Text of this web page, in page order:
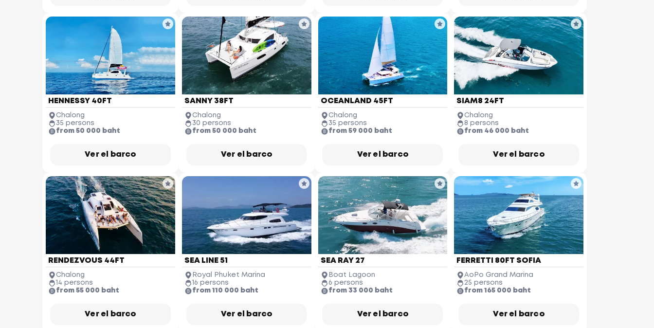
Ver el barco
HENNESSY 40FT
Chalong
35 persons
from 50 000 baht
Ver el barco
SANNY 38FT
Chalong
30 persons
from 50 000 baht
Ver el barco
OCEANLAND 45FT
Chalong
35 persons
from 59 000 baht
Ver el barco
SIAM8 24FT
Chalong
8 persons
from 46 000 baht
Ver el barco
RENDEZVOUS 44FT
Chalong
14 persons
from 55 000 baht
Ver el barco
SEA LINE 51
Royal Phuket Marina
16 persons
from 110 000 baht
Ver el barco
SEA RAY 27
Boat Lagoon
6 persons
from 33 000 baht
Ver el barco
FERRETTI 80FT SOFIA
AoPo Grand Marina
25 persons
from 165 000 baht